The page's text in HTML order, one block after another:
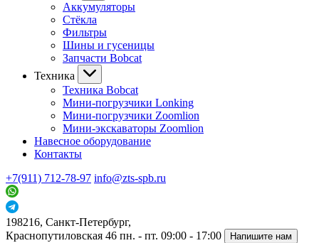
Аккумуляторы
Стёкла
Фильтры
Шины и гусеницы
Запчасти Bobcat
Техника
Техника Bobcat
Мини-погрузчики Lonking
Мини-погрузчики Zoomlion
Мини-экскаваторы Zoomlion
Навесное оборудование
Контакты
+7(911) 712-78-97 info@zts-spb.ru
198216, Санкт-Петербург,
Краснопутиловская 46 пн. - пт. 09:00 - 17:00 Напишите нам